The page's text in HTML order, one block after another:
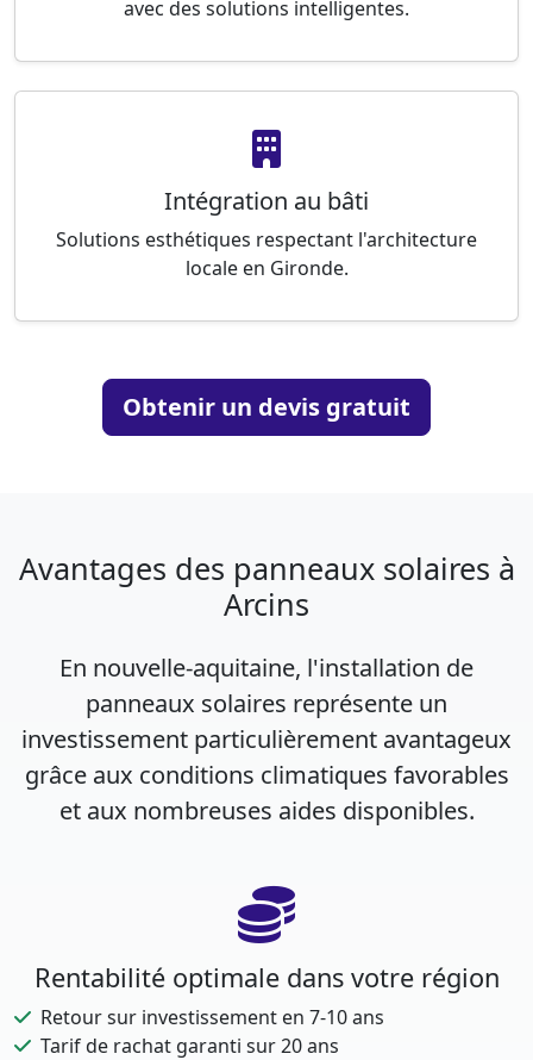
avec des solutions intelligentes.
Intégration au bâti
Solutions esthétiques respectant l'architecture
locale en Gironde.
Obtenir un devis gratuit
Avantages des panneaux solaires à
Arcins
En nouvelle-aquitaine, l'installation de
panneaux solaires représente un
investissement particulièrement avantageux
grâce aux conditions climatiques favorables
et aux nombreuses aides disponibles.
Rentabilité optimale dans votre région
Retour sur investissement en 7-10 ans
Tarif de rachat garanti sur 20 ans